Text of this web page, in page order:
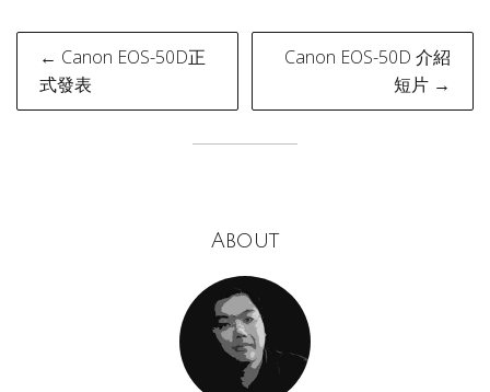
Post
navigation
← Canon EOS-50D正
式發表
Canon EOS-50D 介紹
短片 →
About